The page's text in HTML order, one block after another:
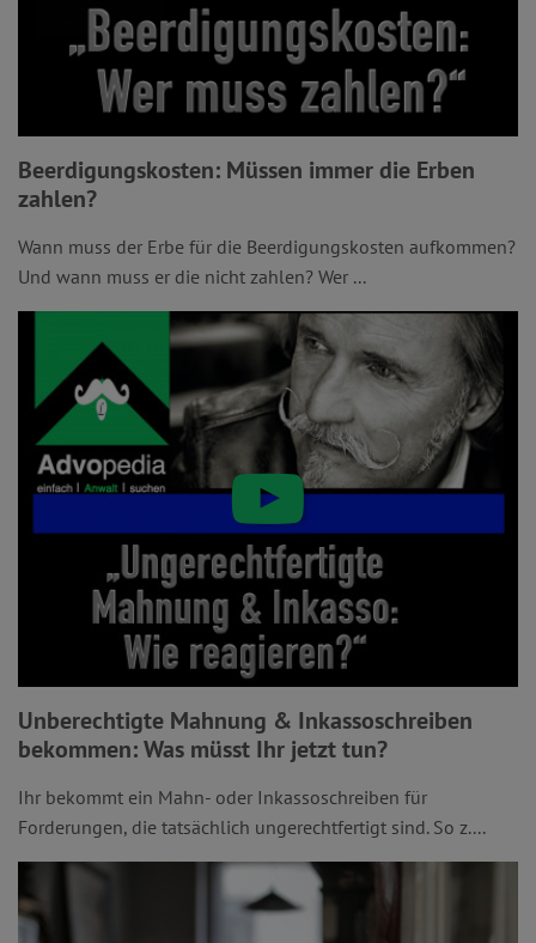
Beerdigungskosten: Müssen immer die Erben
zahlen?
Wann muss der Erbe für die Beerdigungskosten aufkommen?
Und wann muss er die nicht zahlen? Wer ...
Unberechtigte Mahnung & Inkassoschreiben
bekommen: Was müsst Ihr jetzt tun?
Ihr bekommt ein Mahn- oder Inkassoschreiben für
Forderungen, die tatsächlich ungerechtfertigt sind. So z....